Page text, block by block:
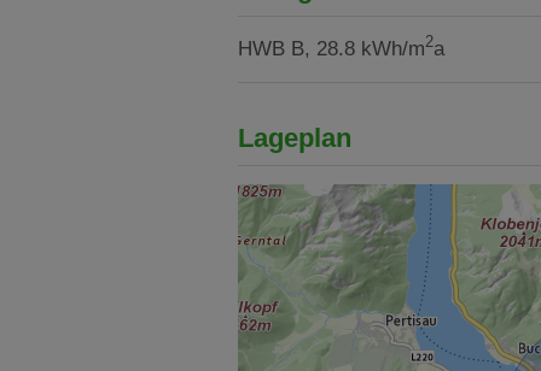
HWB B, 28.8 kWh/m2a
Lageplan